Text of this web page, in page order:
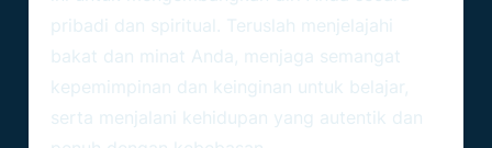
pribadi dan spiritual. Teruslah menjelajahi
bakat dan minat Anda, menjaga semangat
kepemimpinan dan keinginan untuk belajar,
serta menjalani kehidupan yang autentik dan